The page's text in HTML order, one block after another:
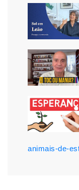
animais-de-